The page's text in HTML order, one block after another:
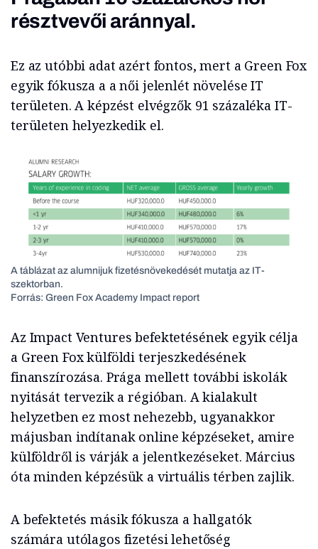
résztvevői aránnyal.
Ez az utóbbi adat azért fontos, mert a Green Fox
egyik fókusza a a női jelenlét növelése IT
területen. A képzést elvégzők 91 százaléka IT-
területen helyezkedik el.
A táblázat az alumnijuk fizetésnövekedését mutatja az IT-
szektorban.
Forrás: Green Fox Academy Impact report
Az Impact Ventures befektetésének egyik célja
a Green Fox külföldi terjeszkedésének
finanszírozása. Prága mellett további iskolák
nyitását tervezik a régióban. A kialakult
helyzetben ez most nehezebb, ugyanakkor
májusban indítanak online képzéseket, amire
külföldről is várják a jelentkezéseket. Március
óta minden képzésük a virtuális térben zajlik.
A befektetés másik fókusza a hallgatók
számára utólagos fizetési lehetőség